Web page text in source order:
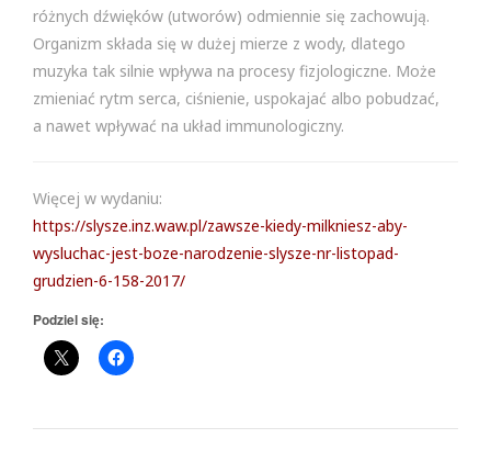
różnych dźwięków (utworów) odmiennie się zachowują.
Organizm składa się w dużej mierze z wody, dlatego
muzyka tak silnie wpływa na procesy fizjologiczne. Może
zmieniać rytm serca, ciśnienie, uspokajać albo pobudzać,
a nawet wpływać na układ immunologiczny.
Więcej w wydaniu:
https://slysze.inz.waw.pl/zawsze-kiedy-milkniesz-aby-
wysluchac-jest-boze-narodzenie-slysze-nr-listopad-
grudzien-6-158-2017/
Podziel się: